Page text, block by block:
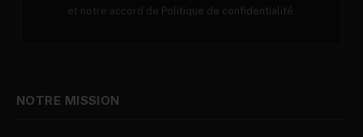
et notre accord de Politique de confidentialité.
NOTRE MISSION